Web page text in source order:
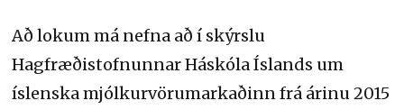
Að lokum má nefna að í skýrslu
Hagfræðistofnunnar Háskóla Íslands um
íslenska mjólkurvörumarkaðinn frá árinu 2015